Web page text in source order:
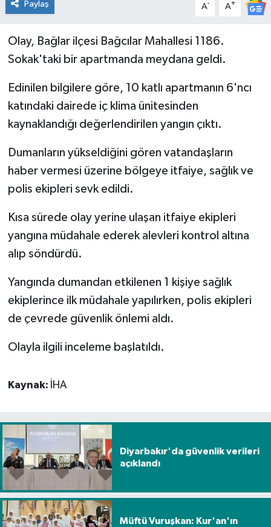
Paylaş A- A+
Olay, Bağlar ilçesi Bağcılar Mahallesi 1186.
Sokak'taki bir apartmanda meydana geldi.
Edinilen bilgilere göre, 10 katlı apartmanın 6'ncı
katındaki dairede iç klima ünitesinden
kaynaklandığı değerlendirilen yangın çıktı.
Dumanların yükseldiğini gören vatandaşların
haber vermesi üzerine bölgeye itfaiye, sağlık ve
polis ekipleri sevk edildi.
Kısa sürede olay yerine ulaşan itfaiye ekipleri
yangına müdahale ederek alevleri kontrol altına
alıp söndürdü.
Yangında dumandan etkilenen 1 kişiye sağlık
ekiplerince ilk müdahale yapılırken, polis ekipleri
de çevrede güvenlik önlemi aldı.
Olayla ilgili inceleme başlatıldı.
Kaynak: İHA
Diyarbakır'da güvenlik verileri
açıklandı
Müftü Vuruşkan: Kur'an'ın
Sağlık
Sağlık & Yaşam
Spor